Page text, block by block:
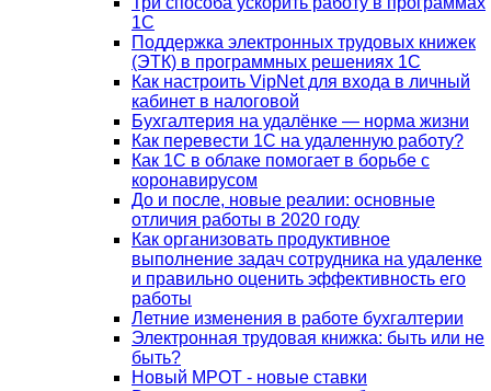
1С
Поддержка электронных трудовых книжек
(ЭТК) в программных решениях 1С
Как настроить VipNet для входа в личный
кабинет в налоговой
Бухгалтерия на удалёнке — норма жизни
Как перевести 1С на удаленную работу?
Как 1С в облаке помогает в борьбе с
коронавирусом
До и после, новые реалии: основные
отличия работы в 2020 году
Как организовать продуктивное
выполнение задач сотрудника на удаленке
и правильно оценить эффективность его
работы
Летние изменения в работе бухгалтерии
Электронная трудовая книжка: быть или не
быть?
Новый МРОТ - новые ставки